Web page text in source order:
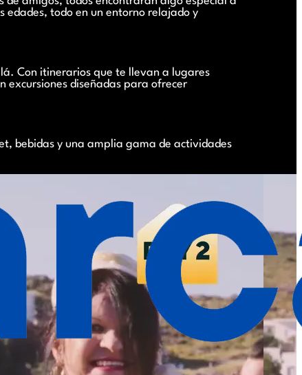
edades, todo en un entorno relajado y
Con itinerarios que te llevan a lugares
excursiones diseñadas para ofrecer
bebidas y una amplia gama de actividades